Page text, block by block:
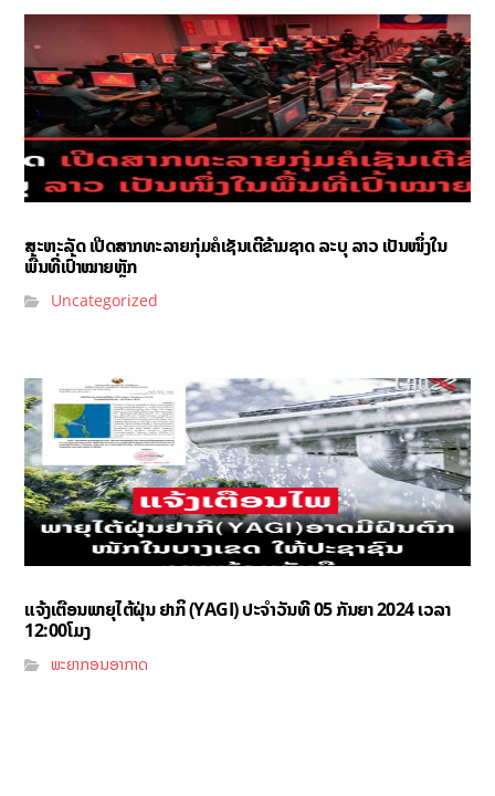
ສະຫະລັດ ເປີດສາກທະລາຍກຸ່ມຄໍເຊັນເຕີຂ້າມຊາດ ລະບຸ ລາວ ເປັນໜຶ່ງໃນ
ພື້ນທີ່ເປົ້າໝາຍຫຼັກ
Uncategorized
ແຈ້ງເຕືອນພາຍຸໄຕ້ຝຸ່ນ ຢາກິ (YAGI)​ ປະຈໍາວັນທີ 05 ກັນຍາ 2024 ເວລາ
12:00ໂມງ
ພະຍາກອນອາກາດ